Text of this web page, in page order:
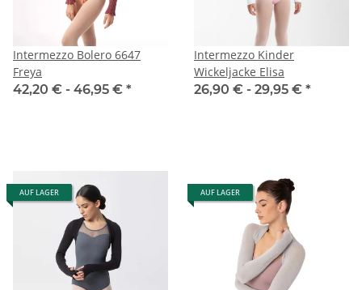
Intermezzo Bolero 6647
Freya
42,20 € - 46,95 € *
Intermezzo Kinder
Wickeljacke Elisa
26,90 € - 29,95 € *
AUF LAGER AUF LAGER